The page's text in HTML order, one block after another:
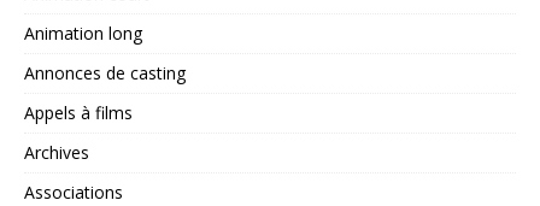
Animation long
Annonces de casting
Appels à films
Archives
Associations